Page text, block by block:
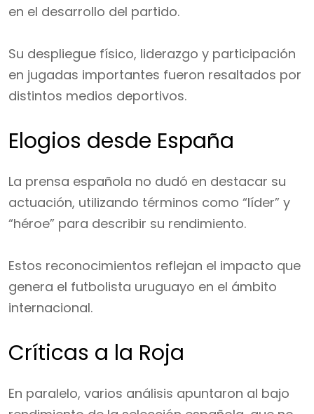
en el desarrollo del partido.
Su despliegue físico, liderazgo y participación
en jugadas importantes fueron resaltados por
distintos medios deportivos.
Elogios desde España
La prensa española no dudó en destacar su
actuación, utilizando términos como “líder” y
“héroe” para describir su rendimiento.
Estos reconocimientos reflejan el impacto que
genera el futbolista uruguayo en el ámbito
internacional.
Críticas a la Roja
En paralelo, varios análisis apuntaron al bajo